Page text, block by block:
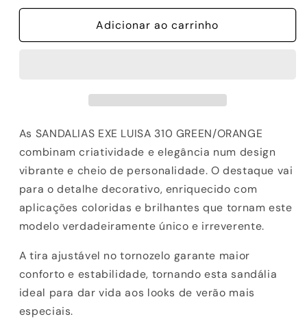
quantidade
SANDALIAS
quantidade
de
SANDALIAS
Adicionar ao carrinho
As SANDALIAS EXE LUISA 310 GREEN/ORANGE
combinam criatividade e elegância num design
vibrante e cheio de personalidade. O destaque vai
para o detalhe decorativo, enriquecido com
aplicações coloridas e brilhantes que tornam este
modelo verdadeiramente único e irreverente.
A tira ajustável no tornozelo garante maior
conforto e estabilidade, tornando esta sandália
ideal para dar vida aos looks de verão mais
especiais.